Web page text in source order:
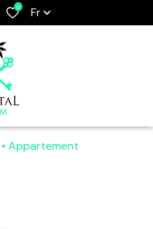
0 Fr
Appartement